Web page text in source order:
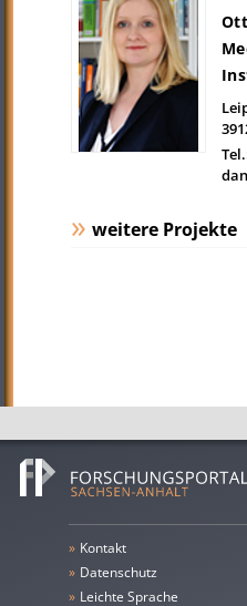
weitere Projekte
»
Kontakt
»
Datenschutz
» leichte Sprache